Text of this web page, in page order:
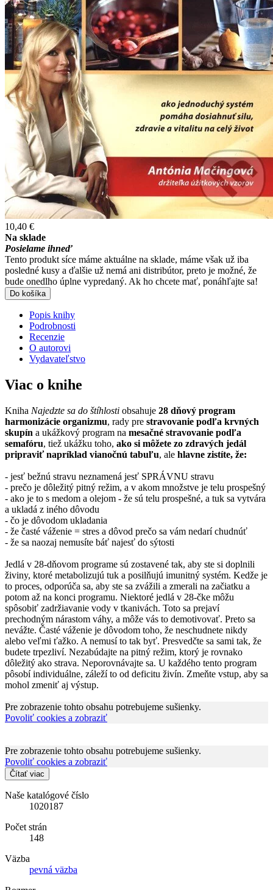
10,40 €
Na sklade
Posielame ihneď
Tento produkt síce máme aktuálne na sklade, máme však už iba
posledné kusy a ďalšie už nemá ani distribútor, preto je možné, že
bude onedlho úplne vypredaný. Ak ho chcete mať, ponáhľajte sa!
Do košíka
Popis knihy
Podrobnosti
Recenzie
O autorovi
Vydavateľstvo
Viac o knihe
Kniha Najedzte sa do štíhlosti obsahuje 28 dňový program
harmonizácie organizmu, rady pre stravovanie podľa krvných
skupín a ukážkový program na mesačné stravovanie podľa
semafóru, tiež ukážku toho, ako si môžete zo zdravých jedál
pripraviť napríklad vianočnú tabuľu, ale hlavne zistíte, že:
- jesť bežnú stravu neznamená jesť SPRÁVNU stravu
- prečo je dôležitý pitný režim, a v akom množstve je telu prospešný
- ako je to s medom a olejom - že sú telu prospešné, a tuk sa vytvára
a ukladá z iného dôvodu
- čo je dôvodom ukladania
- že časté váženie = stres a dôvod prečo sa vám nedarí chudnúť
- že sa naozaj nemusíte báť najesť do sýtosti
Jedlá v 28-dňovom programe sú zostavené tak, aby ste si doplnili
živiny, ktoré metabolizujú tuk a posilňujú imunitný systém. Kedže je
to proces, odporúča sa, aby ste sa zvážili a zmerali na začiatku a
potom až na konci programu. Niektoré jedlá v 28-čke môžu
spôsobiť zadržiavanie vody v tkanivách. Toto sa prejaví
prechodným nárastom váhy, a môže vás to demotivovať. Preto sa
nevážte. Časté váženie je dôvodom toho, že neschudnete nikdy
alebo veľmi ťažko. A nemusí to tak byť. Presvedčte sa sami tak, že
budete trpezliví. Nezabúdajte na pitný režim, ktorý je rovnako
dôležitý ako strava. Neporovnávajte sa. U každého tento program
pôsobí individuálne, záleží to od deficitu živín. Zmeňte vstup, aby sa
mohol zmeniť aj výstup.
Pre zobrazenie tohto obsahu potrebujeme sušienky.
Povoliť cookies a zobraziť
Pre zobrazenie tohto obsahu potrebujeme sušienky.
Povoliť cookies a zobraziť
Čítať viac
Naše katalógové číslo
1020187
Počet strán
148
Väzba
pevná väzba